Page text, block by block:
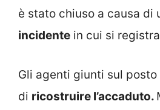
è stato chiuso a causa di
incidente in cui si
Gli agenti giunti sul
di ricostruire l’accaduto.